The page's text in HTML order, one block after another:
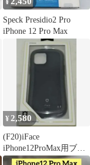
¥
Speck Presidio2 Pro
iPhone 12 Pro Max
¥ 2,580
(F20)iFace
iPhone12ProMax用ブラ
ックケース